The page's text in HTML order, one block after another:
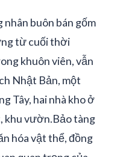
buôn bán gốm
từ cuối thời
khuôn viên, vẫn
Nhật Bản, một
Tây, hai nhà kho ở
khu vườn.Bảo tàng
hóa vật thể, đồng